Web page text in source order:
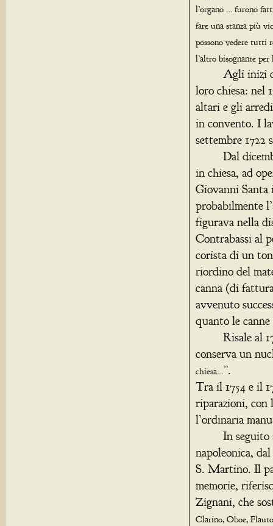
l’organo … furono
fare una stanza più
possono vedere tutti
l’altro bisognante
Agli inizi del
loro chiesa: nel
altari e gli
in convento. I
settembre 1722
Dal dicembre
in chiesa, ad
Giovanni
probabilmente
figurava nella
Contrabassi al
corista di un
riordino del
canna (di
avvenuto
quanto le
Risale al
conserva un
chiesa…”.
Tra il 1754 e il
riparazioni, con
l’ordinaria
In seguito
napoleonica,
S. Martino. Il
memorie,
Zignani, che
Clarino, Oboe,